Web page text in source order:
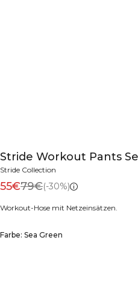
Stride Workout Pants
Stride Collection
55€79€(-30%)
Workout-Hose mit Netzeinsätzen.
Farbe: Sea Green